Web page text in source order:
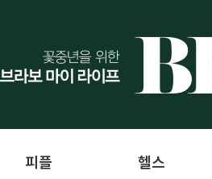
피플 헬스